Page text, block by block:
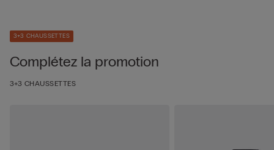
3+3 CHAUSSETTES
Complétez la promotion
3+3 CHAUSSETTES